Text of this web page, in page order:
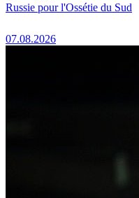
Russie pour l'Ossétie du Sud
07.08.2026